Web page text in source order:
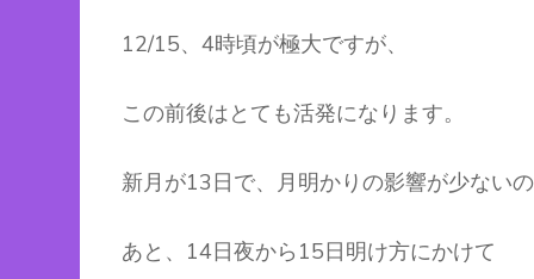
12/15、4時頃が極大ですが、
この前後はとても活発になります。
新月が13日で、月明かりの影響が少ない
あと、14日夜から15日明け方にかけて